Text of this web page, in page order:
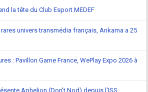
la tête du Club Esport MEDEF
univers transmédia français, Ankama a 25
: Pavillon Game France, WePlay Expo 2026 à
Aphelion (Don't Nod) depuis l'ISS